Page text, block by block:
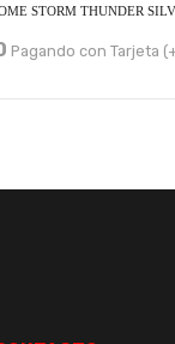
STORM THUNDER
Pagando con Tarjeta